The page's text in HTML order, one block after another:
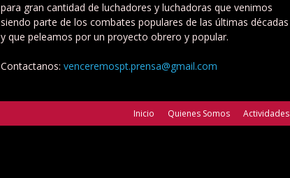
para gran cantidad de luchadores y luchadoras que venimos
siendo parte de los combates populares de las últimas décadas
y que peleamos por un proyecto obrero y popular.
Contactanos: venceremospt.prensa@gmail.com
Inicio Quienes Somos Actividades